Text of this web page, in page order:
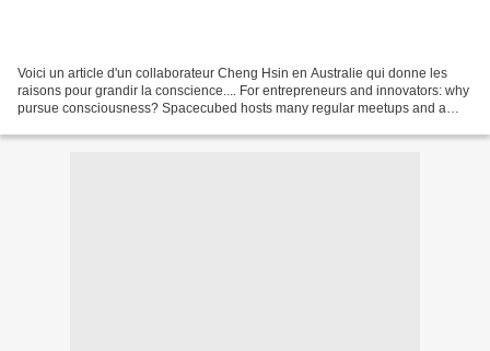
Voici un article d'un collaborateur Cheng Hsin en Australie qui donne les
raisons pour grandir la conscience.... For entrepreneurs and innovators: why
pursue consciousness? Spacecubed hosts many regular meetups and a